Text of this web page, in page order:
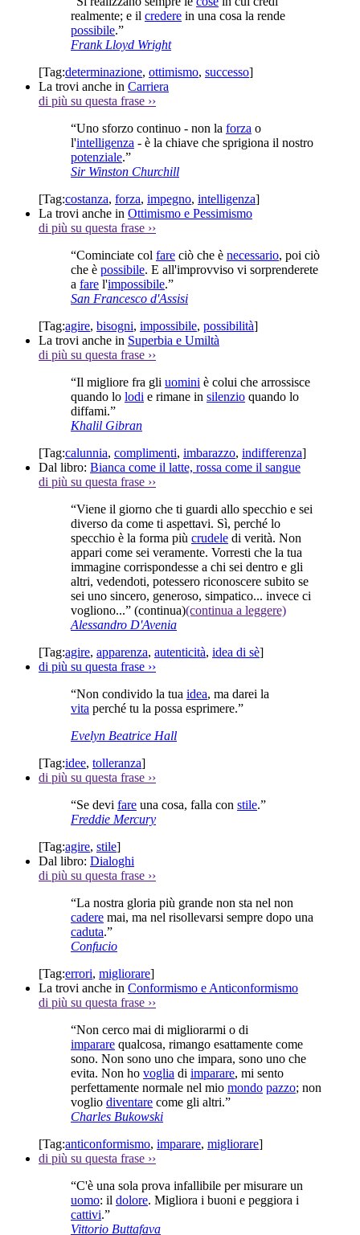
realmente; e il credere in una cosa la rende
possibile.”
Frank Lloyd Wright
[Tag:determinazione, ottimismo, successo]
La trovi anche in Carriera
di più su questa frase ››
“Uno sforzo continuo - non la forza o
l'intelligenza - è la chiave che sprigiona il nostro
potenziale.”
Sir Winston Churchill
[Tag:costanza, forza, impegno, intelligenza]
La trovi anche in Ottimismo e Pessimismo
di più su questa frase ››
“Cominciate col fare ciò che è necessario, poi ciò
che è possibile. E all'improvviso vi sorprenderete
a fare l'impossibile.”
San Francesco d'Assisi
[Tag:agire, bisogni, impossibile, possibilità]
La trovi anche in Superbia e Umiltà
di più su questa frase ››
“Il migliore fra gli uomini è colui che arrossisce
quando lo lodi e rimane in silenzio quando lo
diffami.”
Khalil Gibran
[Tag:calunnia, complimenti, imbarazzo, indifferenza]
Dal libro: Bianca come il latte, rossa come il sangue
di più su questa frase ››
“Viene il giorno che ti guardi allo specchio e sei
diverso da come ti aspettavi. Sì, perché lo
specchio è la forma più crudele di verità. Non
appari come sei veramente. Vorresti che la tua
immagine corrispondesse a chi sei dentro e gli
altri, vedendoti, potessero riconoscere subito se
sei uno sincero, generoso, simpatico... invece ci
vogliono...” (continua)(continua a leggere)
Alessandro D'Avenia
[Tag:agire, apparenza, autenticità, idea di sè]
di più su questa frase ››
“Non condivido la tua idea, ma darei la
vita perché tu la possa esprimere.”
Evelyn Beatrice Hall
[Tag:idee, tolleranza]
di più su questa frase ››
“Se devi fare una cosa, falla con stile.”
Freddie Mercury
[Tag:agire, stile]
Dal libro: Dialoghi
di più su questa frase ››
“La nostra gloria più grande non sta nel non
cadere mai, ma nel risollevarsi sempre dopo una
caduta.”
Confucio
[Tag:errori, migliorare]
La trovi anche in Conformismo e Anticonformismo
di più su questa frase ››
“Non cerco mai di migliorarmi o di
imparare qualcosa, rimango esattamente come
sono. Non sono uno che impara, sono uno che
evita. Non ho voglia di imparare, mi sento
perfettamente normale nel mio mondo pazzo; non
voglio diventare come gli altri.”
Charles Bukowski
[Tag:anticonformismo, imparare, migliorare]
di più su questa frase ››
“C'è una sola prova infallibile per misurare un
uomo: il dolore. Migliora i buoni e peggiora i
cattivi.”
Vittorio Buttafava